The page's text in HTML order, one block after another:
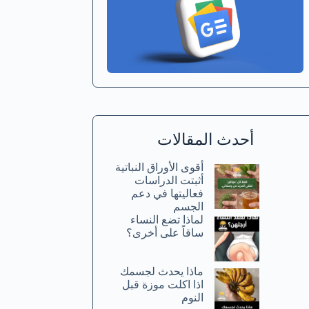
أحدث المقالات
أقوى الأوراق النباتية
أثبتت الدراسات
فعاليتها في دعم
الجسم
لماذا تضع النساء
ساقاً على أخرى؟
ماذا يحدث لجسمك
اذا اكلت موزة قبل
النوم